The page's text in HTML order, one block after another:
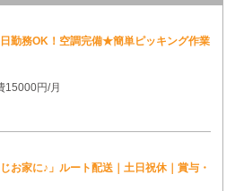
勤務OK！空調完備★簡単ピッキング作業
15000円/月
じお家に♪」ルート配送｜土日祝休｜賞与・